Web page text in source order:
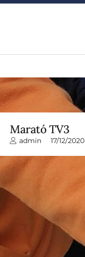
Marató TV3
admin 17/12/2020